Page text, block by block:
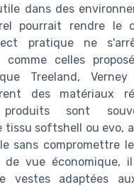
dans des
pourrait rendre le
pratique ne
comme celles
Treeland,
des matériaux
produits sont
tissu softshell ou evo,
sans compromettre
de vue économique,
vestes adaptées